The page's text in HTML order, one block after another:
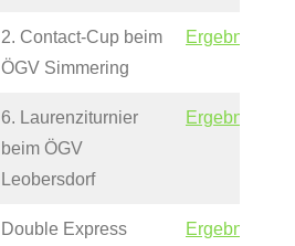
2. Contact-Cup beim
ÖGV Simmering
Ergebnisse
6. Laurenziturnier
beim ÖGV
Leobersdorf
Ergebnisse
Double Express
Ergebnisse